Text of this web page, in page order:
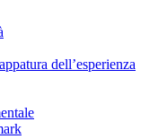
dell’esperienza